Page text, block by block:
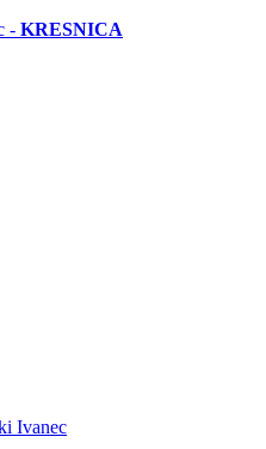
- KRESNICA
Ivanec